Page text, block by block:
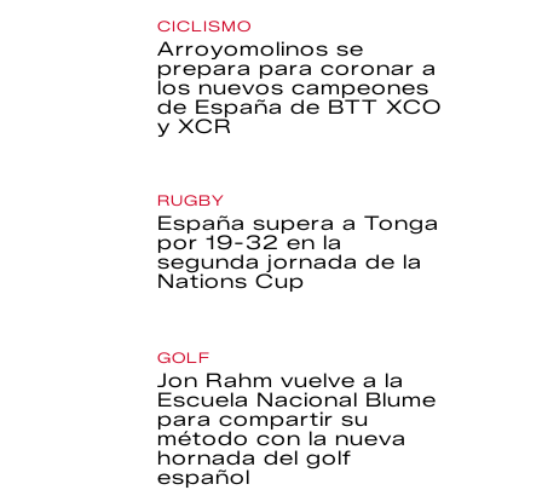
CICLISMO
Arroyomolinos se
prepara para coronar a
los nuevos campeones
de España de BTT XCO
y XCR
RUGBY
España supera a Tonga
por 19-32 en la
segunda jornada de la
Nations Cup
GOLF
Jon Rahm vuelve a la
Escuela Nacional Blume
para compartir su
método con la nueva
hornada del golf
español